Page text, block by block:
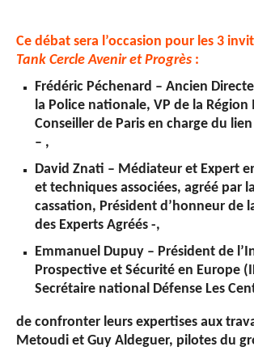
Ce débat sera l’occasion pour les 3
Tank Cercle Avenir et Progrès :
Frédéric Péchenard – Ancien
la Police nationale, VP de la Région
Conseiller de Paris en charge du
– ,
David Znati – Médiateur et Expert
et techniques associées, agréé par
cassation, Président d’honneur de
des Experts Agréés -,
Emmanuel Dupuy – Président de
Prospective et Sécurité en Europe
Secrétaire national Défense Les
de confronter leurs expertises aux
Metoudi et Guy Aldeguer, pilotes du